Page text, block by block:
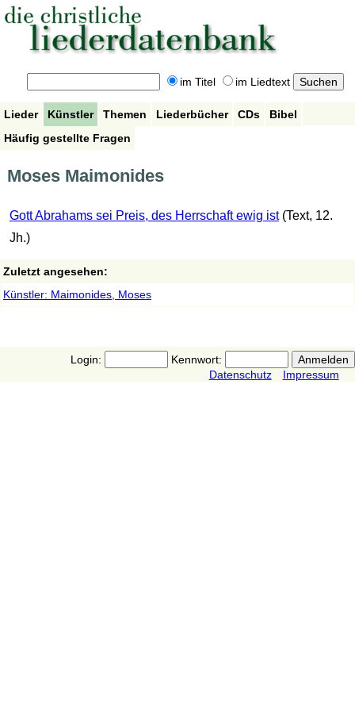
im Titel im Liedtext
Lieder Künstler Themen Liederbücher CDs
Bibel
Häufig gestellte Fragen
Moses Maimonides
Gott Abrahams sei Preis, des Herrschaft ewig ist (Text, 12.
Jh.)
Zuletzt angesehen:
Künstler: Maimonides, Moses
Login:
Kennwort:
Datenschutz
Impressum